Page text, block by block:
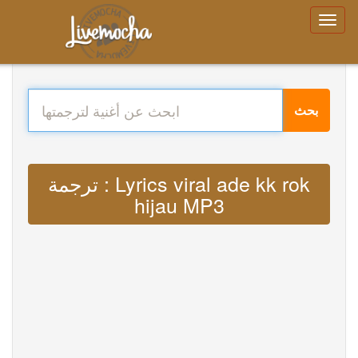
بحث
ترجمة : Lyrics viral ade kk rok
hijau MP3